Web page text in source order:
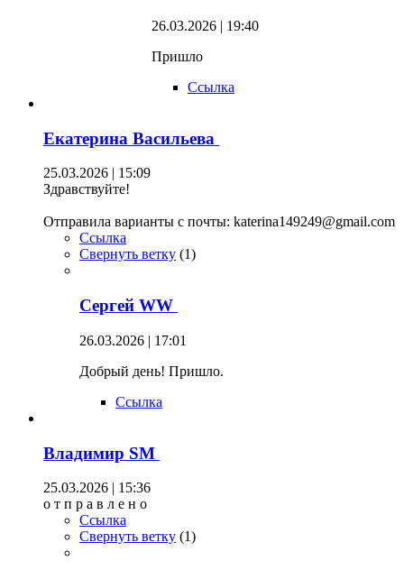
26.03.2026 | 19:40
Пришло
Ссылка
Екатерина Васильева
25.03.2026 | 15:09
Здравствуйте!
Отправила варианты с почты: katerina149249@gmail.com
Ссылка
Свернуть ветку (1)
Сергей WW
26.03.2026 | 17:01
Добрый день! Пришло.
Ссылка
Владимир SM
25.03.2026 | 15:36
о т п р а в л е н о
Ссылка
Свернуть ветку (1)